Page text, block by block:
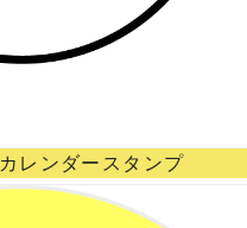
レンダースタンプ